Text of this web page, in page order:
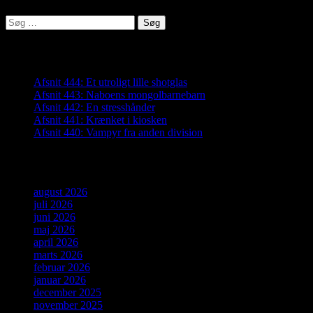
Søg
efter:
Afsnit 444: Et utroligt lille shotglas
Afsnit 443: Naboens mongolbarnebarn
Afsnit 442: En stresshånder
Afsnit 441: Krænket i kiosken
Afsnit 440: Vampyr fra anden division
august 2026
juli 2026
juni 2026
maj 2026
april 2026
marts 2026
februar 2026
januar 2026
december 2025
november 2025